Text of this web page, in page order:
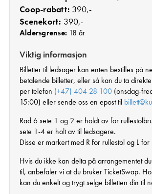
Coop-rabatt: 390,-
Scenekort: 390,-
Aldersgrense: 18 år
Viktig informasjon
Billetter til ledsager kan enten bestilles på
betalende billetter, eller så kan du ta
per telefon (+47) 404 28 100 (onsdag-
15:00) eller sende oss en epost til
Rad 6 sete 1 og 2 er holdt av for
sete 1-4 er holt av til ledsagere.
Disse er markert med R for rullestol og L
Hvis du ikke kan delta på arrangementet
til, anbefaler vi at du bruker TicketSwap.
kan du enkelt og trygt selge billetten din til